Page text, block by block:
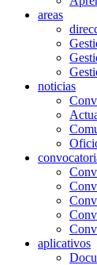
areas
noticias
aplicativos